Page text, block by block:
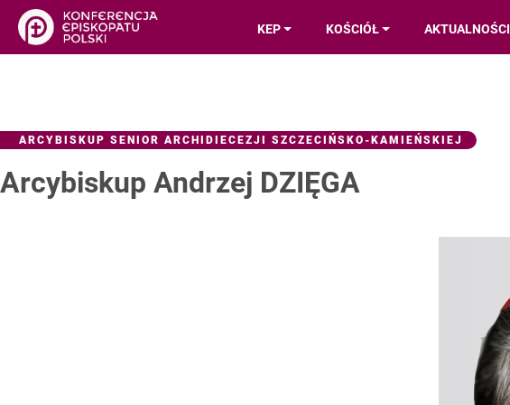
KEP KOŚCIÓŁ AKTUALNOŚCI
ARCYBISKUP SENIOR ARCHIDIECEZJI SZCZECIŃSKO-KAMIEŃSKIEJ
Arcybiskup Andrzej DZIĘGA